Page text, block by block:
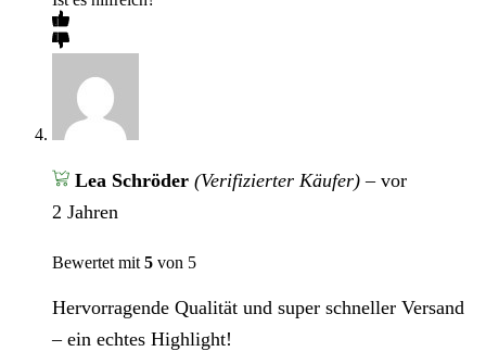
Lea Schröder (Verifizierter Käufer) – vor
2 Jahren
Bewertet mit 5 von 5
Hervorragende Qualität und super schneller Versand
– ein echtes Highlight!